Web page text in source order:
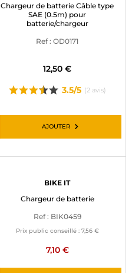
Chargeur de batterie Câble type
SAE (0.5m) pour
batterie/chargeur
Ref : OD0171
12,50 €
3.5/5 (2 avis)
AJOUTER
BIKE IT
Chargeur de batterie
Ref : BIK0459
Prix public conseillé : 7,56 €
7,10 €